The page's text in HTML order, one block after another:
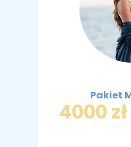
Pakiet
4000 zł